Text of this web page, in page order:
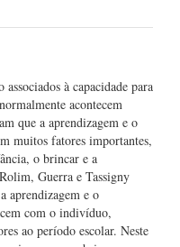
à capacidade para
acontecem
que a aprendizagem e o
muitos fatores importantes,
o brincar e a
Guerra e Tassigny
aprendizagem e o
com o indivíduo,
ao período escolar. Neste